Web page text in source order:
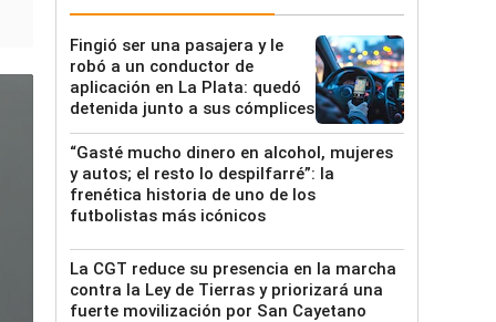
Fingió ser una pasajera y le
robó a un conductor de
aplicación en La Plata: quedó
detenida junto a sus cómplices
“Gasté mucho dinero en alcohol, mujeres
y autos; el resto lo despilfarré”: la
frenética historia de uno de los
futbolistas más icónicos
La CGT reduce su presencia en la marcha
contra la Ley de Tierras y priorizará una
fuerte movilización por San Cayetano